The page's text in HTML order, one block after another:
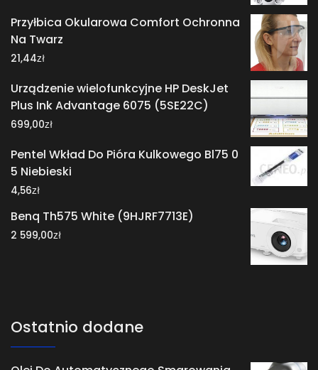
Przyłbica Okularowa Comfort Ochronna
Na Twarz
21,44zł
Urządzenie wielofunkcyjne HP DeskJet
Plus Ink Advantage 6075 (5SE22C)
699,00zł
Pentel Wkład Do Pióra Kulkowego Bl75 0
5 Niebieski
4,56zł
Benq Th575 White (9HJRF7713E)
2 599,00zł
Ostatnio dodane